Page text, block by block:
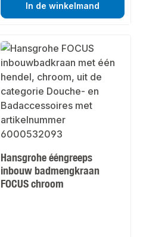
In de winkelmand
Hansgrohe ééngreeps
inbouw badmengkraan
FOCUS chroom